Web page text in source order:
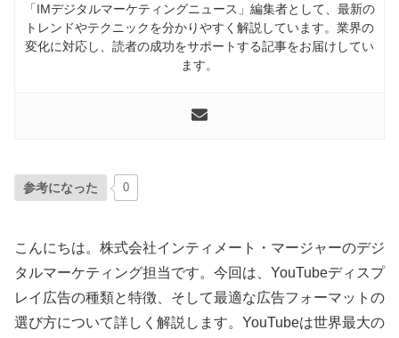
「IMデジタルマーケティングニュース」編集者として、最新の
トレンドやテクニックを分かりやすく解説しています。業界の
変化に対応し、読者の成功をサポートする記事をお届けしてい
ます。
参考になった 0
こんにちは。株式会社インティメート・マージャーのデジ
タルマーケティング担当です。今回は、YouTubeディスプ
レイ広告の種類と特徴、そして最適な広告フォーマットの
選び方について詳しく解説します。YouTubeは世界最大の